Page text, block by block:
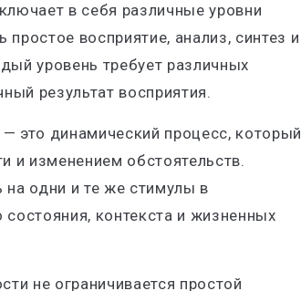
в себя различные уровни
восприятие, анализ, синтез и
уровень требует различных
результат восприятия.
это динамический процесс, который
и изменением обстоятельств.
одни и те же стимулы в
контекста и жизненных
не ограничивается простой